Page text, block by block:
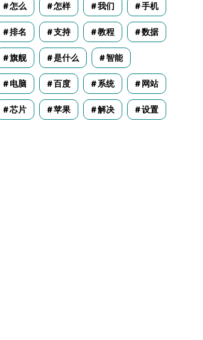
怎么 怎样 我们 手机
排名 支持 教程 数据
旗舰 是什么 智能
电脑 百度 系统 网站
芯片 苹果 解决 设置